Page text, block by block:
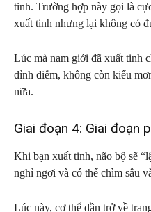
tinh. Trường hợp này gọi là
xuất tinh nhưng lại không có
Lúc mà nam giới đã xuất tinh
đỉnh điểm, không còn kiểu
nữa.
Giai đoạn 4: Giai đoạn
Khi bạn xuất tinh, não bộ sẽ
nghỉ ngơi và có thể chìm sâu
Lúc này, cơ thể dần trở về